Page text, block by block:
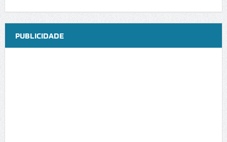
PUBLICIDADE